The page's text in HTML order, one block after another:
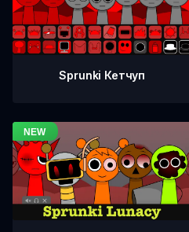
Sprunki Кетчуп